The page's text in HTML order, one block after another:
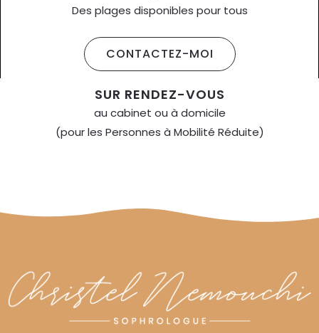
Des plages disponibles pour tous
CONTACTEZ-MOI
SUR RENDEZ-VOUS
au cabinet ou à domicile
(pour les Personnes à Mobilité Réduite)